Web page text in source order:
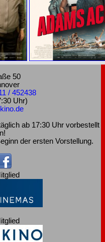
50
/ 452438
Uhr)
ab 17:30 Uhr vorbestellt
der ersten Vorstellung.